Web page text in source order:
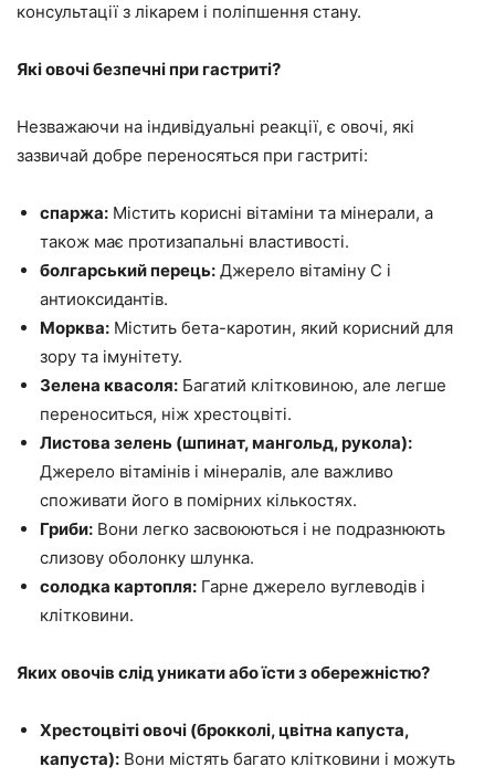
консультації з лікарем і поліпшення стану.
Які овочі безпечні при гастриті?
Незважаючи на індивідуальні реакції, є овочі, які
зазвичай добре переносяться при гастриті:
спаржа: Містить корисні вітаміни та мінерали, а
також має протизапальні властивості.
болгарський перець: Джерело вітаміну С і
антиоксидантів.
Морква: Містить бета-каротин, який корисний для
зору та імунітету.
Зелена квасоля: Багатий клітковиною, але легше
переноситься, ніж хрестоцвіті.
Листова зелень (шпинат, мангольд, рукола):
Джерело вітамінів і мінералів, але важливо
споживати його в помірних кількостях.
Гриби: Вони легко засвоюються і не подразнюють
слизову оболонку шлунка.
солодка картопля: Гарне джерело вуглеводів і
клітковини.
Яких овочів слід уникати або їсти з обережністю?
Хрестоцвіті овочі (брокколі, цвітна капуста,
капуста): Вони містять багато клітковини і можуть